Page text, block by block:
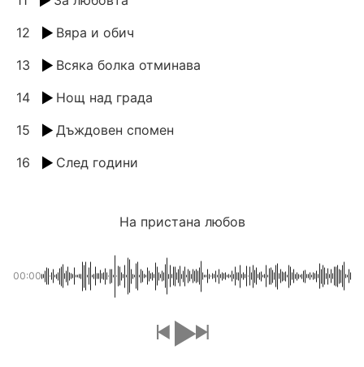
12
Вяра и обич
13
Всяка болка отминава
14
Нощ над града
15
Дъждовен спомен
16
След години
На пристана любов
00:00